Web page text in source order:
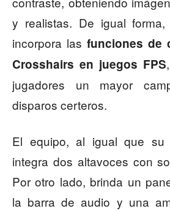
y realistas. De igual
incorpora las funciones de
Crosshairs en juegos FPS
jugadores un mayor
disparos certeros.
El equipo, al igual que su
integra dos altavoces con
Por otro lado, brinda un
la barra de audio y una